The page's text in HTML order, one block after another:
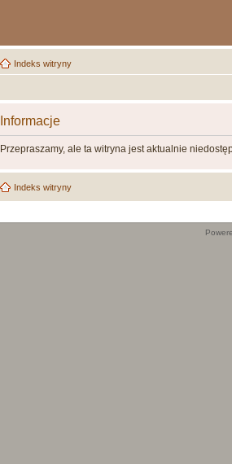
Indeks witryny
Informacje
Przepraszamy, ale ta witryna jest aktualnie
Indeks witryny